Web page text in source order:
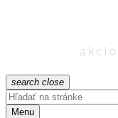
search close
Menu